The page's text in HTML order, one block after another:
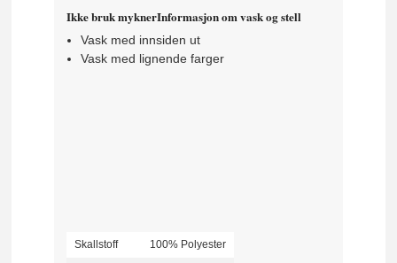
Ikke bruk myknerInformasjon om vask og stell
Vask med innsiden ut
Vask med lignende farger
Skallstoff 100% Polyester